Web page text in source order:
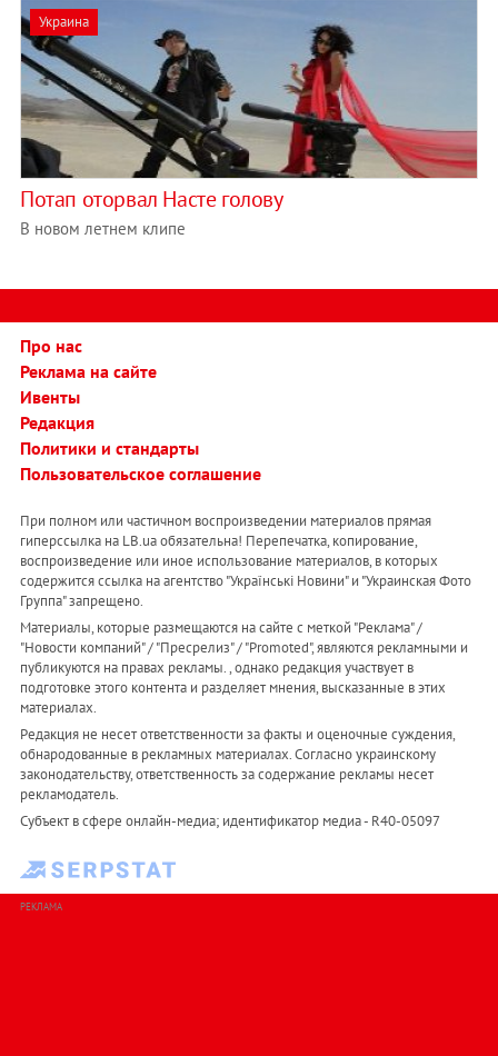
Украина
Потап оторвал Насте голову
В новом летнем клипе
Про нас
Реклама на сайте
Ивенты
Редакция
Политики и стандарты
Пользовательское соглашение
При полном или частичном воспроизведении материалов прямая
гиперссылка на LB.ua обязательна! Перепечатка, копирование,
воспроизведение или иное использование материалов, в которых
содержится ссылка на агентство "Українськi Новини" и "Украинская Фото
Группа" запрещено.
Материалы, которые размещаются на сайте с меткой "Реклама" /
"Новости компаний" / "Пресрелиз" / "Promoted", являются рекламными и
публикуются на правах рекламы. , однако редакция участвует в
подготовке этого контента и разделяет мнения, высказанные в этих
материалах.
Редакция не несет ответственности за факты и оценочные суждения,
обнародованные в рекламных материалах. Согласно украинскому
законодательству, ответственность за содержание рекламы несет
рекламодатель.
Субъект в сфере онлайн-медиа; идентификатор медиа - R40-05097
РЕКЛАМА